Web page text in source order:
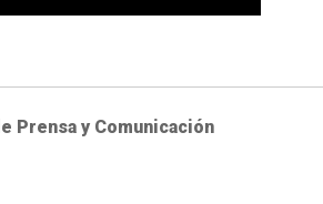
Prensa y Comunicación